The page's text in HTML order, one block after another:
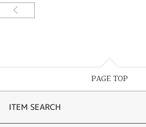
PAGE TOP
ITEM SEARCH